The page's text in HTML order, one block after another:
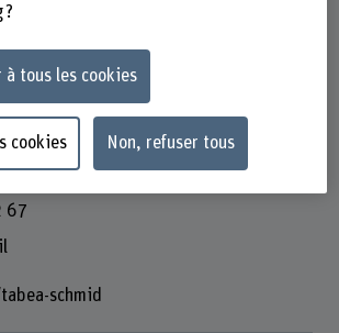
Assistentin
67
schmid
?
tous les cookies
cookies Non, refuser tous